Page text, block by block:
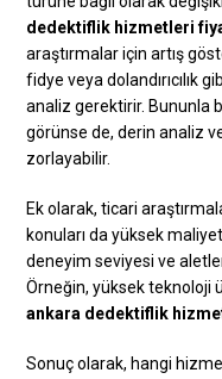
dedektiflik hizmetleri
araştırmalar için artış
fidye veya dolandırıcılık
analiz gerektirir. Bununla
görünse de, derin analiz
zorlayabilir.
Ek olarak, ticari
konuları da yüksek
deneyim seviyesi ve
Örneğin, yüksek teknoloji
ankara dedektiflik
Sonuç olarak, hangi